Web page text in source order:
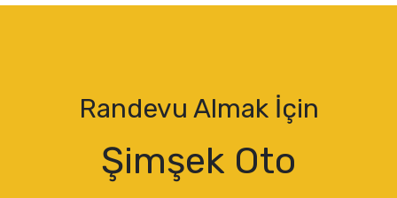
Randevu Almak İçin
Şimşek Oto